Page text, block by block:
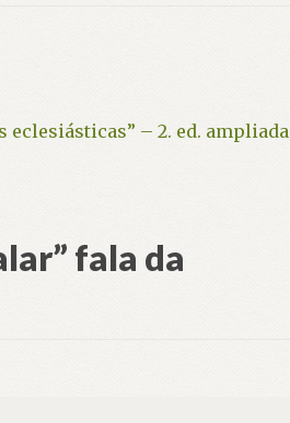
eclesiásticas” – 2. ed. ampliada
fala da